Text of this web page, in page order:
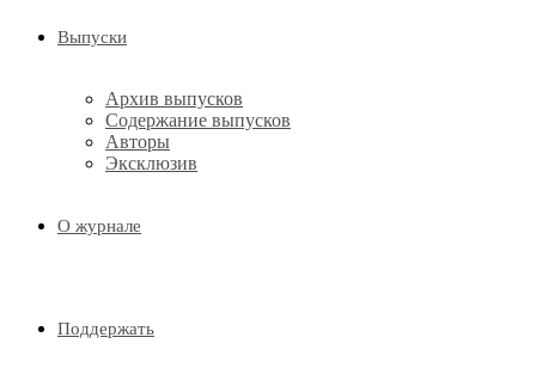
Выпуски
Архив выпусков
Содержание выпусков
Авторы
Эксклюзив
О журнале
Поддержать